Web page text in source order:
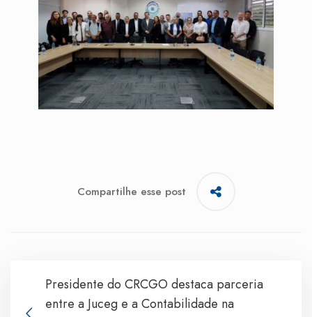
Compartilhe esse post
Presidente do CRCGO destaca parceria
entre a Juceg e a Contabilidade na